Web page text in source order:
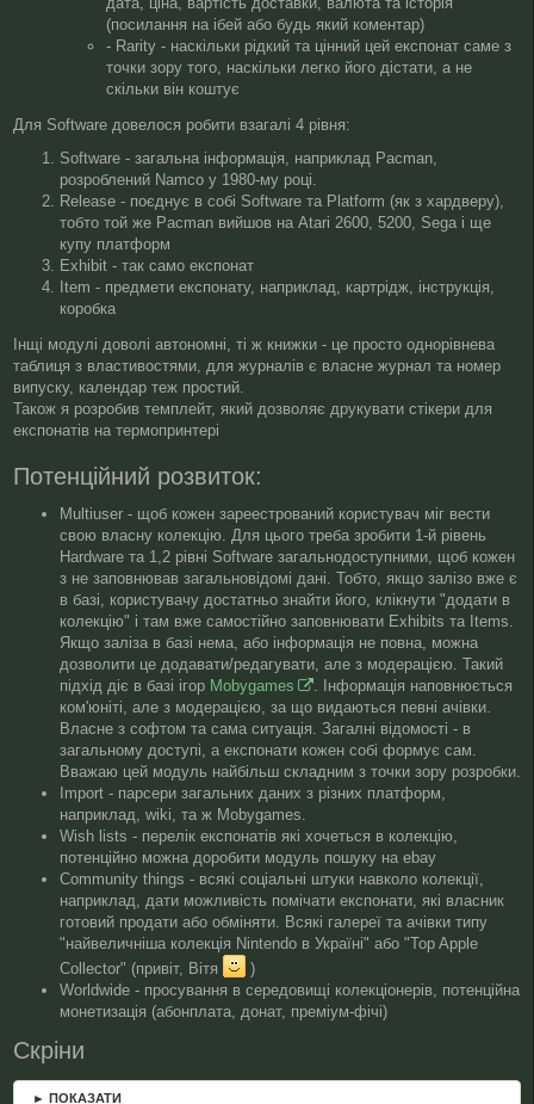
(посилання на ібей або будь який коментар)
- Rarity - наскільки рідкий та цінний цей експонат саме з
точки зору того, наскільки легко його дістати, а не
скільки він коштує
Для Software довелося робити взагалі 4 рівня:
Software - загальна інформація, наприклад Pacman,
розроблений Namco у 1980-му році.
Release - поєднує в собі Software та Platform (як з хардверу),
тобто той же Pacman вийшов на Atari 2600, 5200, Sega і ще
купу платформ
Exhibit - так само експонат
Item - предмети експонату, наприклад, картрідж, інструкція,
коробка
Інщі модулі доволі автономні, ті ж книжки - це просто однорівнева
таблиця з властивостями, для журналів є власне журнал та номер
випуску, календар теж простий.
Також я розробив темплейт, який дозволяє друкувати стікери для
експонатів на термопринтері
Потенційний розвиток:
Multiuser - щоб кожен зареестрований користувач міг вести
свою власну колекцію. Для цього треба зробити 1-й рівень
Hardware та 1,2 рівні Software загальнодоступними, щоб кожен
з не заповнював загальновідомі дані. Тобто, якщо залізо вже є
в базі, користувачу достатньо знайти його, клікнути "додати в
колекцію" і там вже самостійно заповнювати Exhibits та Items.
Якщо заліза в базі нема, або інформація не повна, можна
дозволити це додавати/редагувати, але з модерацією. Такий
підхід діє в базі ігор Mobygames
. Інформація наповнюється
ком'юніті, але з модерацією, за що видаються певні ачівки.
Власне з софтом та сама ситуація. Загалні відомості - в
загальному доступі, а експонати кожен собі формує сам.
Вважаю цей модуль найбільш складним з точки зору розробки.
Import - парсери загальних даних з різних платформ,
наприклад, wiki, та ж Mobygames.
Wish lists - перелік експонатів які хочеться в колекцію,
потенційно можна доробити модуль пошуку на ebay
Community things - всякі соціальні штуки навколо колекції,
наприклад, дати можливість помічати експонати, які власник
готовий продати або обміняти. Всякі галереї та ачівки типу
"найвеличніша колекція Nintendo в Україні" або "Top Apple
Collector" (привіт, Вітя
)
Worldwide - просування в середовищі колекціонерів, потенційна
монетизація (абонплата, донат, преміум-фічі)
Скріни
► ПОКАЗАТИ